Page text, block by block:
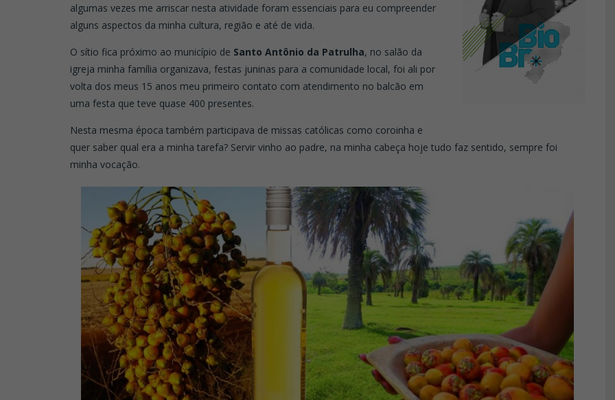
algumas vezes me arriscar nesta atividade foram essenciais para eu compreender
alguns aspectos da minha cultura, região e até de vida.
O sítio fica próximo ao município de Santo Antônio da Patrulha, no salão da
igreja minha família organizava, festas juninas para a comunidade local, foi ali por
volta dos meus 15 anos meu primeiro contato com atendimento no balcão em
uma festa que teve quase 400 presentes.
Nesta mesma época também participava de missas católicas como coroinha e
quer saber qual era a minha tarefa? Servir vinho ao padre, na minha cabeça hoje tudo faz sentido, sempre foi
minha vocação.